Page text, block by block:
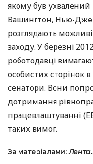
якому був
Вашингтон, Нью-
розглядають
заходу. У березні
роботодавці
особистих сторінок
сенатори. Вони
дотримання
працевлаштуванні
таких вимог.
За матеріалами: